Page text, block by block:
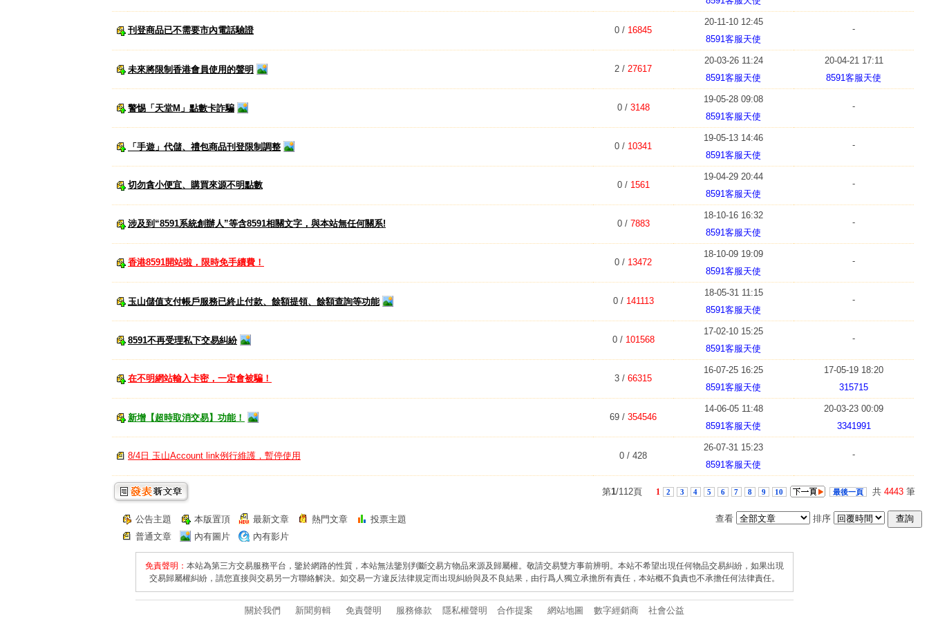
刊登商品已不需要市內電話驗證 0 / 16845
20-11-10 12:45
8591客服天使
-
未來將限制香港會員使用的聲明 2 / 27617
20-03-26 11:24
8591客服天使
20-04-21 17:11
8591客服天使
警惕「天堂M」點數卡詐騙 0 / 3148
19-05-28 09:08
8591客服天使
-
「手遊」代儲、禮包商品刊登限制調整 0 / 10341
19-05-13 14:46
8591客服天使
-
切勿貪小便宜、購買來源不明點數 0 / 1561
19-04-29 20:44
8591客服天使
-
涉及到“8591系統創辦人”等含8591相關文字，與本站無任何關系! 0 / 7883
18-10-16 16:32
8591客服天使
-
香港8591開站啦，限時免手續費！ 0 / 13472
18-10-09 19:09
8591客服天使
-
玉山儲值支付帳戶服務已終止付款、餘額提領、餘額查詢等功能 0 / 141113
18-05-31 11:15
8591客服天使
-
8591不再受理私下交易糾紛 0 / 101568
17-02-10 15:25
8591客服天使
-
在不明網站輸入卡密，一定會被騙！ 3 / 66315
16-07-25 16:25
8591客服天使
17-05-19 18:20
315715
新增【超時取消交易】功能！ 69 / 354546
14-06-05 11:48
8591客服天使
20-03-23 00:09
3341991
8/4日 玉山Account link例行維護，暫停使用 0 / 428
26-07-31 15:23
8591客服天使
-
第1/112頁 1 2 3 4 5 6 7 8 9 10 最後一頁 共 4443 筆
公告主題 本版置頂 最新文章 熱門文章
投票主題
普通文章
內有圖片 內有影片
查看 排序 查詢
免責聲明： 本站為第三方交易服務平台，鑒於網路的性質，本站無法鑒別判斷交易方物品來源及歸屬權。敬請交易雙方事前辨明。本站不希望出現任何物品交易糾紛，如果出現
交易歸屬權糾紛，請您直接與交易另一方聯絡解決。如交易一方違反法律規定而出現糾紛與及不良結果，由行爲人獨立承擔所有責任，本站概不負責也不承擔任何法律責任。
關於我們 新聞剪輯 免責聲明 服務條款 隱私權聲明 合作提案 網站地圖 數字經銷商 社會公益